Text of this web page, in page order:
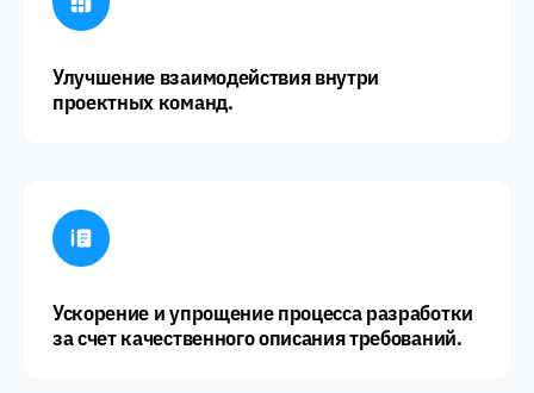
Улучшение взаимодействия внутри
проектных команд.
Ускорение и упрощение процесса разработки
за счет качественного описания требований.